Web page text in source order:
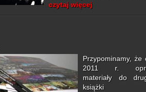
czytaj więcej
Przypominamy, że
2011 r.
materiały do